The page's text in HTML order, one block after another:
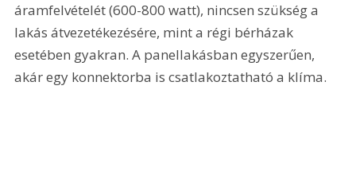
áramfelvételét (600-800 watt), nincsen szükség a
lakás átvezetékezésére, mint a régi bérházak
esetében gyakran. A panellakásban egyszerűen,
akár egy konnektorba is csatlakoztatható a klíma.